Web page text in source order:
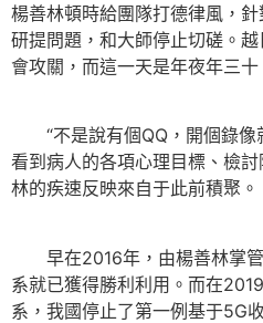
楊善林頓時給團隊打德律風，
研提問題，和大師停止切磋。
會攻關，而這一天是年夜年三
“不是說有個QQ，開個錄像
看到病人的各項心理目標、檢
林的疾速反映來自于此前積聚。
早在2016年，由楊善林掌管
系就已獲得勝利利用。而在
系，我國停止了第一例基于5G